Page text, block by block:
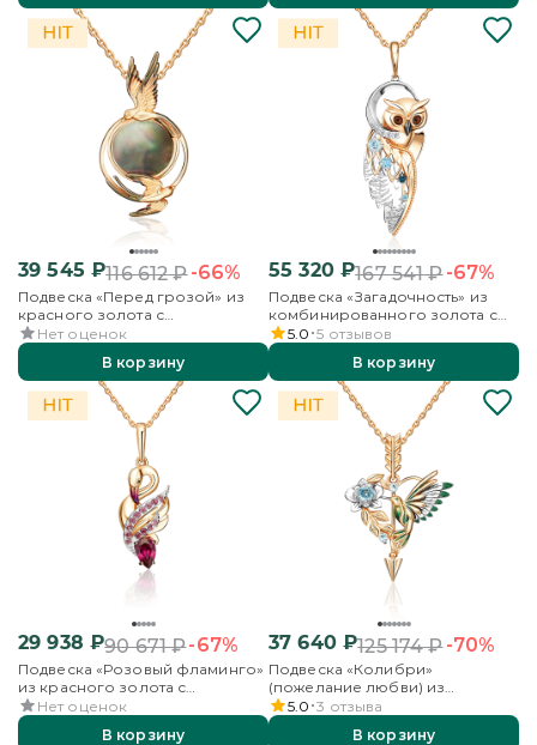
39 545 ₽116 612₽-66%
Подвеска «Перед грозой» из
красного золота с
перламутром
Нет оценок
В корзину
55 320₽167 541₽-67%
Подвеска «Загадочность» из
комбинированного золота с
топазами, бесцветными
топазами и эмалью
5.0 5 отзывов
В корзину
29 938 ₽90 671₽-67%
Подвеска «Розовый фламинго»
из красного золота с
гранатами и эмалью
Нет оценок
В корзину
37 640₽125 174₽-70%
Подвеска «Колибри»
(пожелание любви) из
комбинированного золота с
топазами и эмалью
5.0 3 отзыва
В корзину